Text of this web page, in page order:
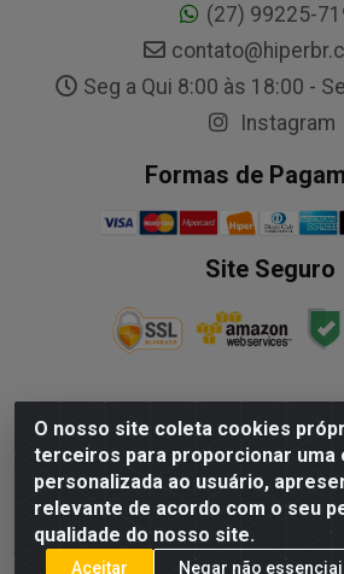
O nosso site coleta cookies
terceiros para proporcionar uma
personalizada ao usuário,
relevante de acordo com o seu
qualidade do nosso site.
Aceitar Negar não
(27) 99225-
Seg a Qui 8:00 às 18:00 -
Instagram
Formas de
Site Seguro
NALESSO DISTRIBUIDORA DE AUTO
Paulo Afonso, nº10 Galpão 03 SL
Velha/ES - CEP 29.118-033 - CNPJ: